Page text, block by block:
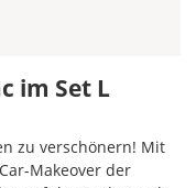
im Set L
zu verschönern! Mit
Makeover der